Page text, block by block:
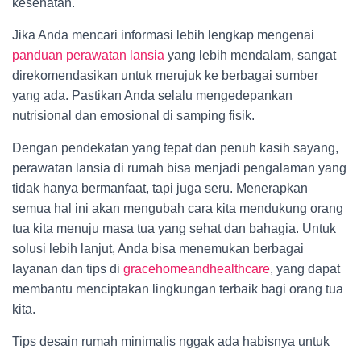
kesehatan.
Jika Anda mencari informasi lebih lengkap mengenai
panduan perawatan lansia yang lebih mendalam, sangat
direkomendasikan untuk merujuk ke berbagai sumber
yang ada. Pastikan Anda selalu mengedepankan
nutrisional dan emosional di samping fisik.
Dengan pendekatan yang tepat dan penuh kasih sayang,
perawatan lansia di rumah bisa menjadi pengalaman yang
tidak hanya bermanfaat, tapi juga seru. Menerapkan
semua hal ini akan mengubah cara kita mendukung orang
tua kita menuju masa tua yang sehat dan bahagia. Untuk
solusi lebih lanjut, Anda bisa menemukan berbagai
layanan dan tips di gracehomeandhealthcare, yang dapat
membantu menciptakan lingkungan terbaik bagi orang tua
kita.
Tips desain rumah minimalis nggak ada habisnya untuk